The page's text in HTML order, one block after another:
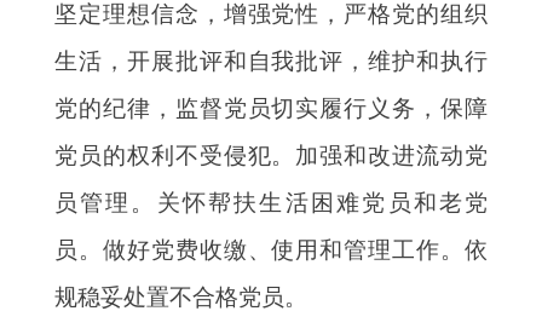
坚定理想信念，增强党性，严格党的组织
生活，开展批评和自我批评，维护和执行
党的纪律，监督党员切实履行义务，保障
党员的权利不受侵犯。加强和改进流动党
员管理。关怀帮扶生活困难党员和老党
员。做好党费收缴、使用和管理工作。依
规稳妥处置不合格党员。